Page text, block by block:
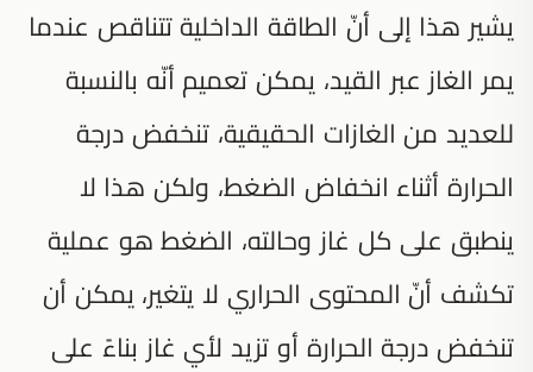
يشير هذا إلى أنّ الطاقة الداخلية تتناقص عندما
يمر الغاز عبر القيد، يمكن تعميم أنّه بالنسبة
للعديد من الغازات الحقيقية، تنخفض درجة
الحرارة أثناء انخفاض الضغط، ولكن هذا لا
ينطبق على كل غاز وحالته، الضغط هو عملية
تكشف أنّ المحتوى الحراري لا يتغير، يمكن أن
تنخفض درجة الحرارة أو تزيد لأي غاز بناءً على